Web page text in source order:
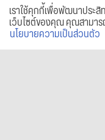
เราใช้คุกกี้เพื่อพัฒนาประ
เว็บไซต์ของคุณ คุณสามา
นโยบายความเป็นส่วนตัว